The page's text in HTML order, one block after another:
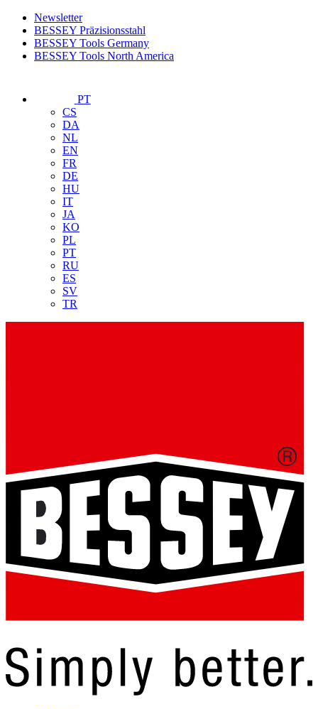
Newsletter
BESSEY Präzisionsstahl
BESSEY Tools Germany
BESSEY Tools North America
PT
CS
DA
NL
EN
FR
DE
HU
IT
JA
KO
PL
PT
RU
ES
SV
TR